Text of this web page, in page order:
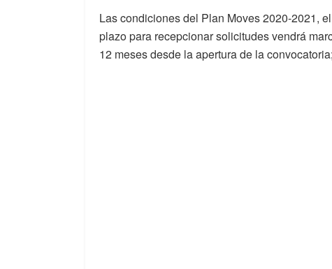
Las condiciones del Plan Moves 2020-2021,
plazo para recepcionar solicitudes vendrá
12 meses desde la apertura de la